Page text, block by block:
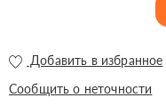
Добавить в избранное
Сообщить о неточности